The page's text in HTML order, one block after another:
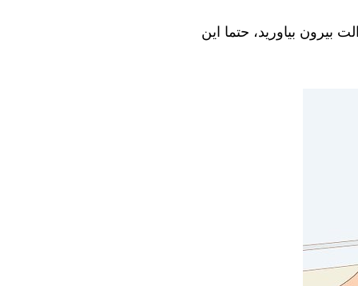
بیرون بیاورید، حتما این